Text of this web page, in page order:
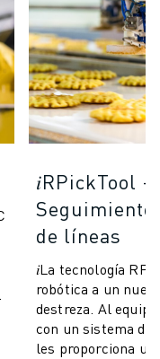
𝑖RPickTool -
Seguimiento
de líneas
𝑖La tecnología
robótica a un
destreza. Al
con un sistema de
les proporciona